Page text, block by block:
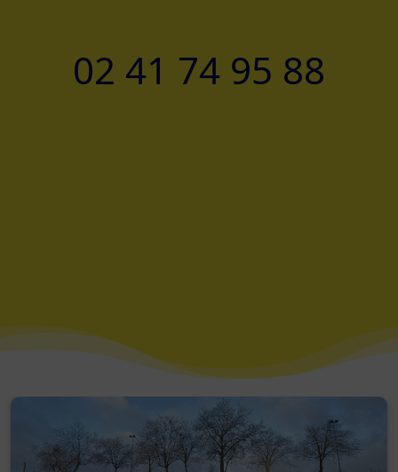
02 41 74 95 88
pour assurer vos dépannages et
installations